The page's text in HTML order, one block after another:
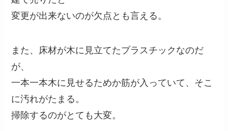
変更が出来ないのが欠点とも言える。
また、床材が木に見立てたプラスチックなのだ
が、
一本一本木に見せるためか筋が入っていて、そこ
に汚れがたまる。
掃除するのがとても大変。